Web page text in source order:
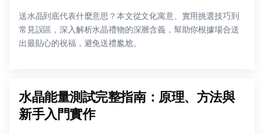
送水晶到底代表什麼意思？本文從文化寓意、實用挑選技巧到
常見誤區，深入解析水晶禮物的深層含義，幫助你根據場合送
出最貼心的祝福，避免送禮尷尬。
水晶能量測試完整指南：原理、方法與
新手入門實作